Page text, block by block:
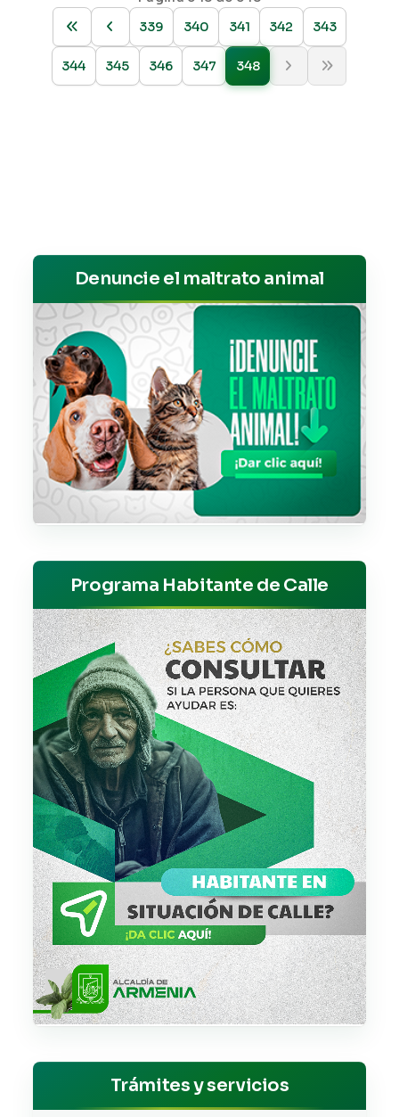
339
340 341 342 343
344 345 346 347 348
Denuncie el maltrato animal
Programa Habitante de Calle
Trámites y servicios